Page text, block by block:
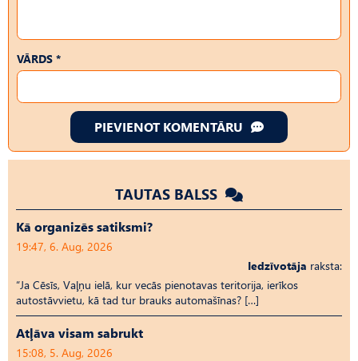
VĀRDS *
PIEVIENOT KOMENTĀRU
TAUTAS BALSS
Kā organizēs satiksmi?
19:47, 6. Aug, 2026
Iedzīvotāja raksta:
“Ja Cēsīs, Vaļņu ielā, kur vecās pienotavas teritorija, ierīkos
autostāvvietu, kā tad tur brauks automašīnas? […]
Atļāva visam sabrukt
15:08, 5. Aug, 2026